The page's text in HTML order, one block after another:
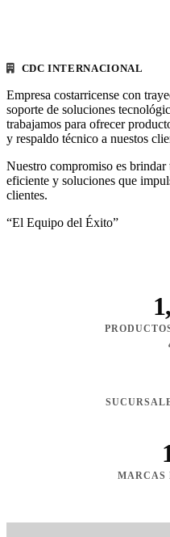
CDC INTERNACIONAL
Empresa costarricense con
soporte de soluciones
trabajamos para ofrecer
y respaldo técnico a nuestos
Nuestro compromiso es
eficiente y soluciones que
clientes.
“El Equipo del Éxito”
MARCAS